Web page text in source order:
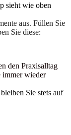
sieht wie oben
aus. Füllen Sie
Sie diese:
den Praxisalltag
immer wieder
Sie stets auf